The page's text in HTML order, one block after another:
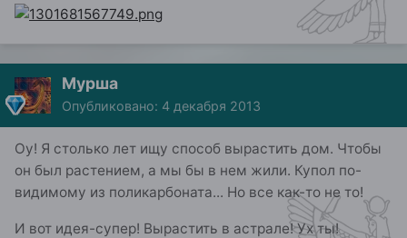
Мурша
Опубликовано: 4 декабря 2013
Оу! Я столько лет ищу способ вырастить дом. Чтобы
он был растением, а мы бы в нем жили. Купол по-
видимому из поликарбоната... Но все как-то не то!
И вот идея-супер! Вырастить в астрале! Ух ты!